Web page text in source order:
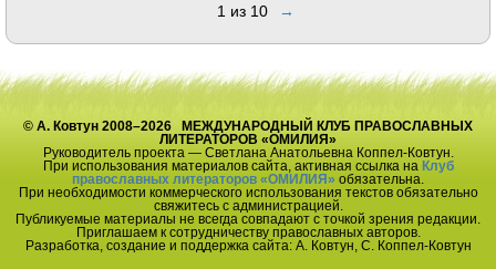
1 из 10 →
© А. Ковтун 2008–2026 МЕЖДУНАРОДНЫЙ КЛУБ ПРАВОСЛАВНЫХ
ЛИТЕРАТОРОВ «ОМИЛИЯ»
Руководитель проекта — Светлана Анатольевна Коппел-Ковтун.
При использования материалов сайта, активная ссылка на Клуб
православных литераторов «ОМИЛИЯ» обязательна.
При необходимости коммерческого использования текстов обязательно
свяжитесь с администрацией.
Публикуемые материалы не всегда совпадают с точкой зрения редакции.
Приглашаем к сотрудничеству православных авторов.
Разработка, создание и поддержка сайта: А. Ковтун, С. Коппел-Ковтун